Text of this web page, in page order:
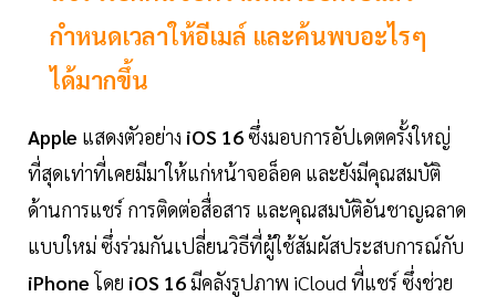
กำหนดเวลาให้อีเมล์ และค้นพบอะไรๆ
ได้มากขึ้น
Apple แสดงตัวอย่าง iOS 16ซึ่งมอบการอัปเดตครั้งใหญ่
ที่สุดเท่าที่เคยมีมาให้แก่หน้าจอล็อค และยังมีคุณสมบัติ
ด้านการแชร์ การติดต่อสื่อสาร และคุณสมบัติอันชาญฉลาด
แบบใหม่ ซึ่งร่วมกันเปลี่ยนวิธีที่ผู้ใช้สัมผัสประสบการณ์กับ
iPhoneโดย iOS 16มีคลังรูปภาพ iCloud ที่แชร์ ซึ่งช่วย